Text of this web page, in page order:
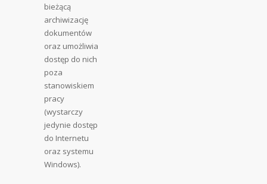
bieżącą
archiwizację
dokumentów
oraz umożliwia
dostęp do nich
poza
stanowiskiem
pracy
(wystarczy
jedynie dostęp
do Internetu
oraz systemu
Windows).